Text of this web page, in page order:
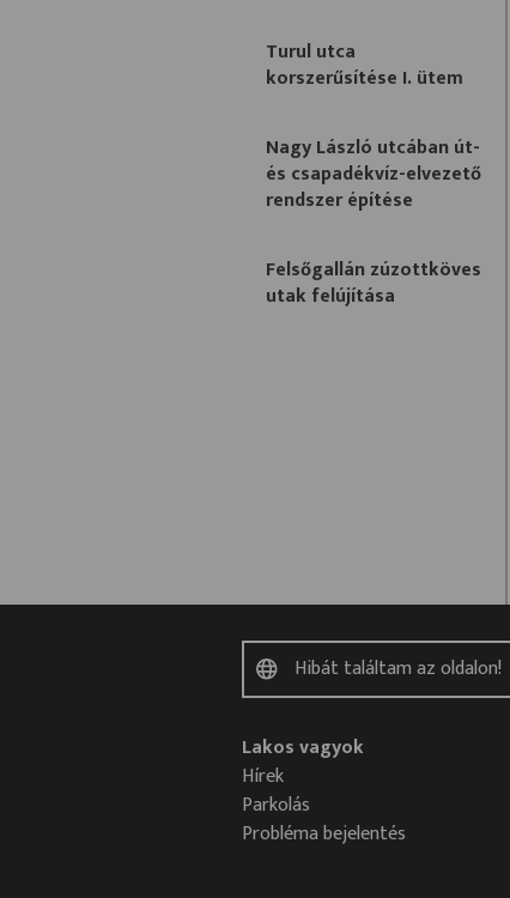
Turul utca
korszerűsítése I. ütem
Nagy László utcában út-
és csapadékvíz-elvezető
rendszer építése
Felsőgallán zúzottköves
utak felújítása
Lakos vagyok
Hírek
Parkolás
Probléma bejelentés